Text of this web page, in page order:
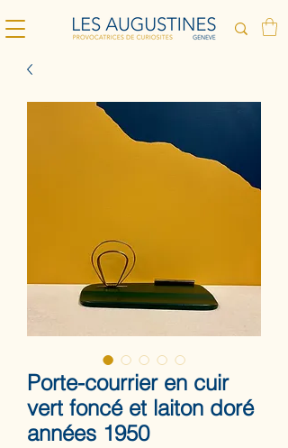
Porte-courrier en cuir
vert foncé et laiton doré
années 1950